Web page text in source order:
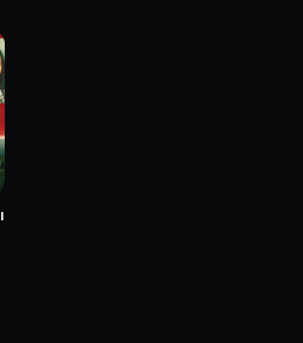
роли и фото.